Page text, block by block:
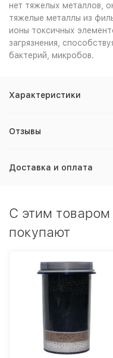
нет тяжелых металлов,
тяжелые металлы из
ионы токсичных
загрязнения,
бактерий, микробов.
Характеристики
Отзывы
Доставка и оплата
C этим
покупают